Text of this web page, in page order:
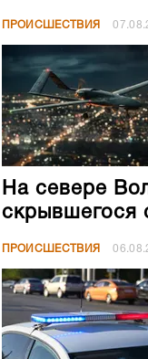
ПРОИСШЕСТВИЯ
На севере
скрывшегося
ПРОИСШЕСТВИЯ